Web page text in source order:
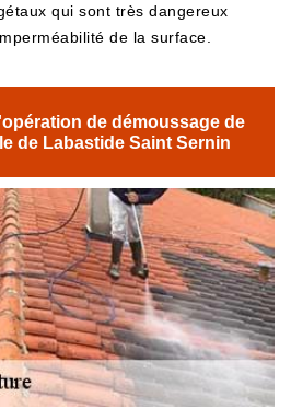
qui sont très dangereux
de la surface.
de démoussage de
de Labastide Saint Sernin